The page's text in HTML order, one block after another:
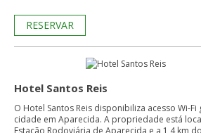
RESERVAR
Hotel Santos Reis
O Hotel Santos Reis disponibiliza acesso Wi-
cidade em Aparecida. A propriedade está
Estação Rodoviária de Aparecida e a 1,4 km